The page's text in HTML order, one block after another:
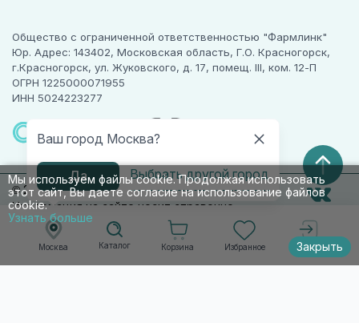
Москва
Ваш город Москва?
Да Выбрать другой город
Каталог Корзина Избранное Войти
Мы используем файлы cookie. Продолжая использовать
этот сайт, Вы даете согласие на использование файлов
cookie.
Узнать больше
Закрыть
Общество с ограниченной ответственностью "Фармлинк"
Юр. Адрес: 143402, Московская область, Г.О. Красногорск,
г.Красногорск, ул. Жуковского, д. 17, помещ. III, ком. 12-П
ОГРН 1225000071955
ИНН 5024223277
© 2010-2026 009.РФ. Все права защищены
Информация на сайте носит справочно-
информационный характер и не является
публичной офертой п. 2 ст. 437 ГК РФ